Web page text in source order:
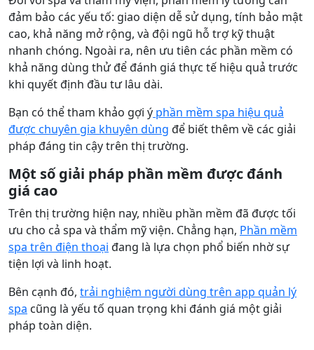
đảm bảo các yếu tố: giao diện dễ sử dụng, tính bảo mật
cao, khả năng mở rộng, và đội ngũ hỗ trợ kỹ thuật
nhanh chóng. Ngoài ra, nên ưu tiên các phần mềm có
khả năng dùng thử để đánh giá thực tế hiệu quả trước
khi quyết định đầu tư lâu dài.
Bạn có thể tham khảo gợi ý phần mềm spa hiệu quả
được chuyên gia khuyên dùng để biết thêm về các giải
pháp đáng tin cậy trên thị trường.
Một số giải pháp phần mềm được đánh
giá cao
Trên thị trường hiện nay, nhiều phần mềm đã được tối
ưu cho cả spa và thẩm mỹ viện. Chẳng hạn, Phần mềm
spa trên điện thoại đang là lựa chọn phổ biến nhờ sự
tiện lợi và linh hoạt.
Bên cạnh đó, trải nghiệm người dùng trên app quản lý
spa cũng là yếu tố quan trọng khi đánh giá một giải
pháp toàn diện.